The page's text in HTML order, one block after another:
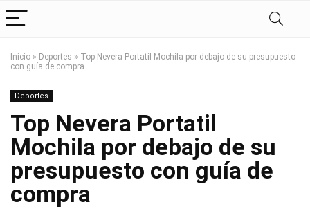
Inicio » Deportes » Top Nevera Portatil Mochila por debajo de su presupuesto
con guía de compra
Deportes
Top Nevera Portatil
Mochila por debajo de su
presupuesto con guía de
compra